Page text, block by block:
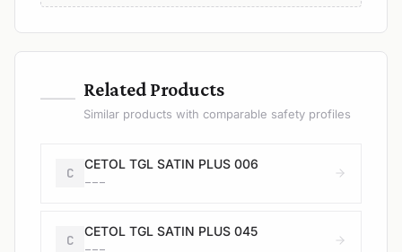
— Related Products
Similar products with comparable safety profiles
C
CETOL TGL SATIN PLUS 006
---
C
CETOL TGL SATIN PLUS 045